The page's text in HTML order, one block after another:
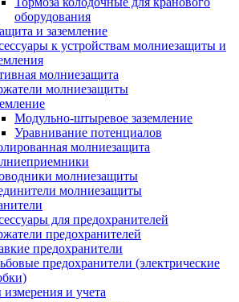
оборудования
и заземление
к устройствам молниезащиты и
молниезащита
молниезащиты
Модульно-штыревое заземление
Уравнивание потенциалов
молниезащита
молниезащиты
молниезащиты
для предохранителей
предохранителей
предохранители
предохранители (электрические
и учета